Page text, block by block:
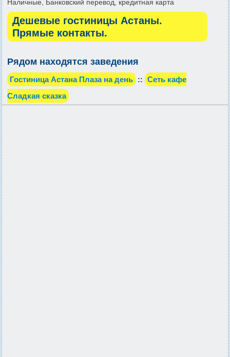
Наличные, Банковский перевод, кредитная карта
Дешевые гостиницы Астаны.
Прямые контакты.
Рядом находятся заведения
Гостиница Астана Плаза на день :: Сеть кафе
Сладкая сказка